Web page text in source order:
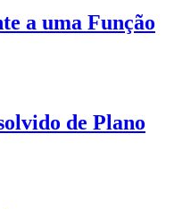
a uma Função
de Plano